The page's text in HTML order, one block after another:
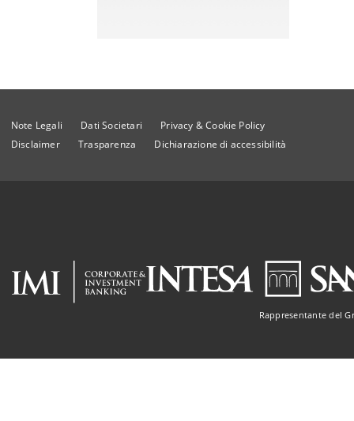
Note Legali Dati Societari
Privacy & Cookie Policy
Disclaimer
Trasparenza Dichiarazione di accessibilità
Rappresentante del